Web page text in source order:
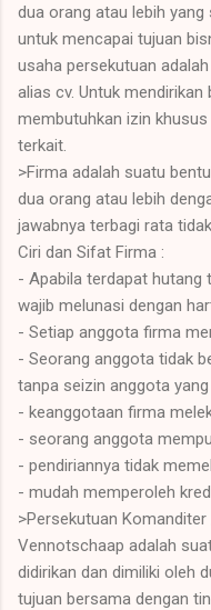
dua orang atau lebih
untuk mencapai tujuan
usaha persekutuan
alias cv. Untuk
membutuhkan izin
terkait.
>Firma adalah suatu
dua orang atau lebih
jawabnya terbagi rata
Ciri dan Sifat Firma :
- Apabila terdapat hutang
wajib melunasi dengan
- Setiap anggota firma
- Seorang anggota tidak
tanpa seizin anggota yang
- keanggotaan firma
- seorang anggota
- pendiriannya tidak
- mudah memperoleh
>Persekutuan
Vennotschaap adalah
didirikan dan dimiliki oleh
tujuan bersama dengan